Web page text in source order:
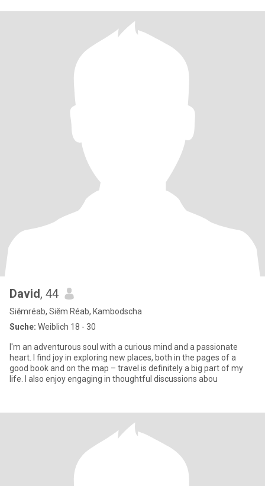
David, 44
Siĕmréab, Siĕm Réab, Kambodscha
Suche: Weiblich 18 - 30
I'm an adventurous soul with a curious mind and a passionate
heart. I find joy in exploring new places, both in the pages of a
good book and on the map – travel is definitely a big part of my
life. I also enjoy engaging in thoughtful discussions abou